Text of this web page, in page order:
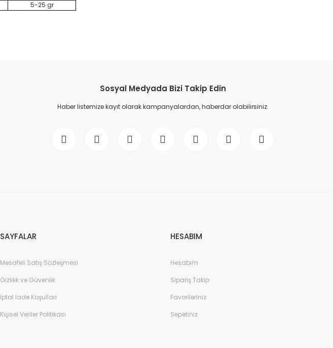
5-25 gr
Sosyal Medyada Bizi Takip Edin
Haber listemize kayıt olarak kampanyalardan, haberdar olabilirsiniz.
SAYFALAR
Mesafeli Satış Sözleşmesi
Gizlilik ve Güvenlik
İptal İade Koşullari
Kişisel Veriler Politikası
HESABIM
Hesabım
Sipariş Takip
Favorileriniz
Sepetiniz